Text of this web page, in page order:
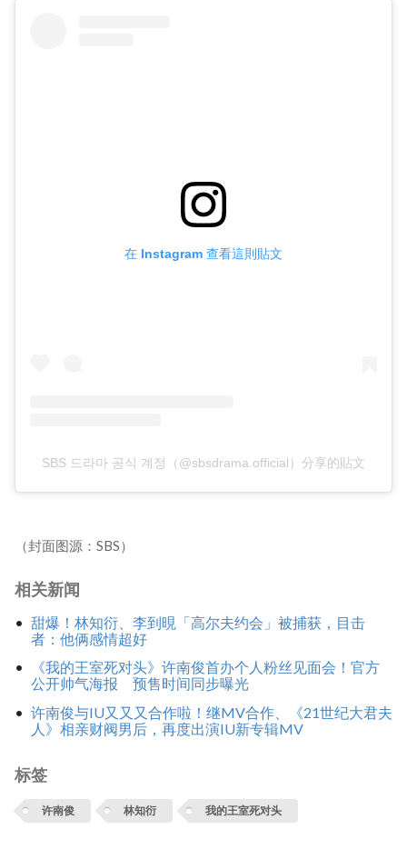
在 Instagram 查看這則貼文
SBS 드라마 공식 계정（@sbsdrama.official）分享的貼文
（封面图源：SBS）
相关新闻
甜爆！林知衍、李到晛「高尔夫约会」被捕获，目击
者：他俩感情超好
《我的王室死对头》许南俊首办个人粉丝见面会！官方
公开帅气海报 预售时间同步曝光
许南俊与IU又又又合作啦！继MV合作、《21世纪大君夫
人》相亲财阀男后，再度出演IU新专辑MV
标签
许南俊 林知衍 我的王室死对头